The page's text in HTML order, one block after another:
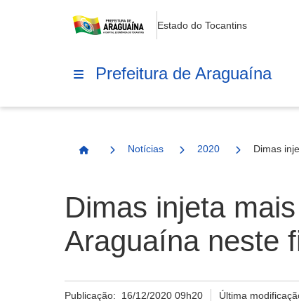
Estado do Tocantins
Prefeitura de Araguaína
Página Inicial
Notícias 2020 Dimas
Dimas injeta
Araguaína neste
Publicação: 16/12/2020 09h20 Última